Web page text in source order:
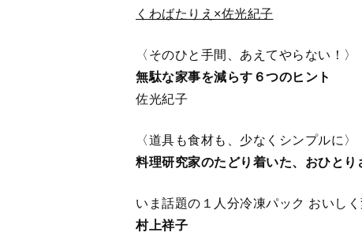
くわばたりえ×佐光紀子
〈そのひと手間、あえてやらない！〉
無駄な家事を減らす６つのヒント
佐光紀子
〈道具も食材も、少なくシンプルに〉
料理研究家のたどり着いた、おひとり
いま話題の１人分冷凍パック おいし
村上祥子